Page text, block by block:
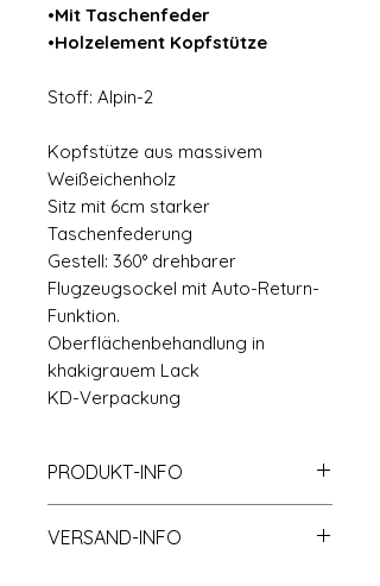
•Mit Taschenfeder
•Holzelement Kopfstütze
Stoff: Alpin-2
Kopfstütze aus massivem
Weißeichenholz
Sitz mit 6cm starker
Taschenfederung
Gestell: 360° drehbarer
Flugzeugsockel mit Auto-Return-
Funktion.
Oberflächenbehandlung in
khakigrauem Lack
KD-Verpackung
PRODUKT-INFO
Paket: 1PCS/CTN
VERSAND-INFO